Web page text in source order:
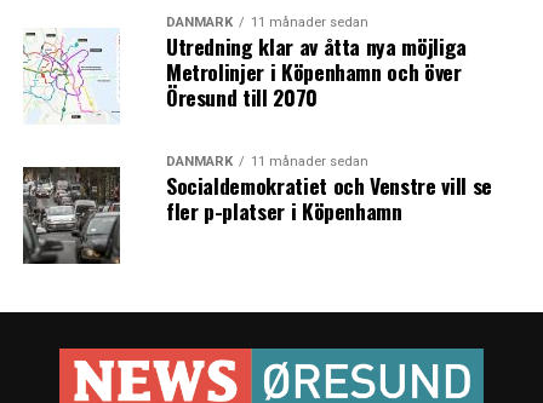
DANMARK 11 månader sedan
Utredning klar av åtta nya möjliga
Metrolinjer i Köpenhamn och över
Öresund till 2070
DANMARK 11 månader sedan
Socialdemokratiet och Venstre vill se
fler p-platser i Köpenhamn